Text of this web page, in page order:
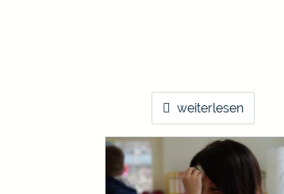
weiterlesen